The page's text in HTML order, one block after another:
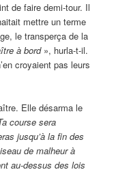
de faire demi-tour. Il
mettre un terme
le transperça de la
à bord», hurla-t-il.
croyaient pas leurs
Elle désarma le
course sera
jusqu’à la fin des
de malheur à
au-dessus des lois